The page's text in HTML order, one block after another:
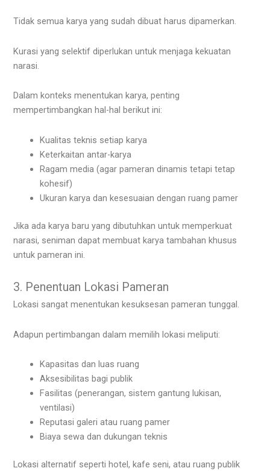
Tidak semua karya yang sudah dibuat harus dipamerkan.
Kurasi yang selektif diperlukan untuk menjaga kekuatan
narasi.
Dalam konteks menentukan karya, penting
mempertimbangkan hal-hal berikut ini:
Kualitas teknis setiap karya
Keterkaitan antar-karya
Ragam media (agar pameran dinamis tetapi tetap
kohesif)
Ukuran karya dan kesesuaian dengan ruang pamer
Jika ada karya baru yang dibutuhkan untuk memperkuat
narasi, seniman dapat membuat karya tambahan khusus
untuk pameran ini.
3. Penentuan Lokasi Pameran
Lokasi sangat menentukan kesuksesan pameran tunggal.
Adapun pertimbangan dalam memilih lokasi meliputi:
Kapasitas dan luas ruang
Aksesibilitas bagi publik
Fasilitas (penerangan, sistem gantung lukisan,
ventilasi)
Reputasi galeri atau ruang pamer
Biaya sewa dan dukungan teknis
Lokasi alternatif seperti hotel, kafe seni, atau ruang publik